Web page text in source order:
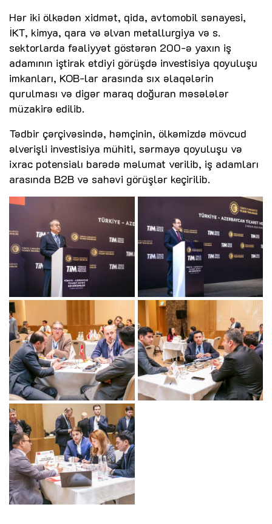
Hər iki ölkədən xidmət, qida, avtomobil sənayesi,
İKT, kimya, qara və əlvan metallurgiya və s.
sektorlarda fəaliyyət göstərən 200-ə yaxın iş
adamının iştirak etdiyi görüşdə investisiya qoyuluşu
imkanları, KOB-lar arasında sıx əlaqələrin
qurulması və digər maraq doğuran məsələlər
müzakirə edilib.
Tədbir çərçivəsində, həmçinin, ölkəmizdə mövcud
əlverişli investisiya mühiti, sərmayə qoyuluşu və
ixrac potensialı barədə məlumat verilib, iş adamları
arasında B2B və sahəvi görüşlər keçirilib.